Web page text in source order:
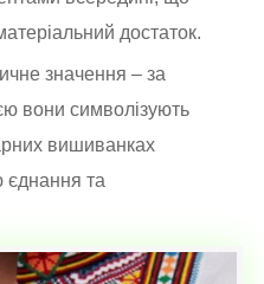
достаток.
значення – за
вони символізують
вишиванках
єднання та